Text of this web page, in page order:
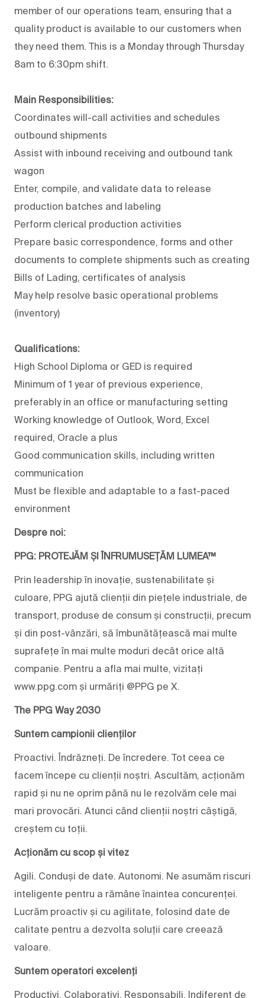
member of our operations team, ensuring that a
quality product is available to our customers when
they need them. This is a Monday through Thursday
8am to 6:30pm shift.
Main Responsibilities:
Coordinates will-call activities and schedules
outbound shipments
Assist with inbound receiving and outbound tank
wagon
Enter, compile, and validate data to release
production batches and labeling
Perform clerical production activities
Prepare basic correspondence, forms and other
documents to complete shipments such as creating
Bills of Lading, certificates of analysis
May help resolve basic operational problems
(inventory)
Qualifications:
High School Diploma or GED is required
Minimum of 1 year of previous experience,
preferably in an office or manufacturing setting
Working knowledge of Outlook, Word, Excel
required, Oracle a plus
Good communication skills, including written
communication
Must be flexible and adaptable to a fast-paced
environment
Despre noi:
PPG: PROTEJĂM ȘI ÎNFRUMUSEȚĂM LUMEA™
Prin leadership în inovație, sustenabilitate și
culoare, PPG ajută clienții din piețele industriale, de
transport, produse de consum și construcții, precum
și din post-vânzări, să îmbunătățească mai multe
suprafețe în mai multe moduri decât orice altă
companie. Pentru a afla mai multe, vizitați
www.ppg.com și urmăriți @PPG pe X.
The PPG Way 2030
Suntem campionii clienților
Proactivi. Îndrăzneți. De încredere. Tot ceea ce
facem începe cu clienții noștri. Ascultăm, acționăm
rapid și nu ne oprim până nu le rezolvăm cele mai
mari provocări. Atunci când clienții noștri câștigă,
creștem cu toții.
Acționăm cu scop și vitez
Agili. Conduși de date. Autonomi. Ne asumăm riscuri
inteligente pentru a rămâne înaintea concurenței.
Lucrăm proactiv și cu agilitate, folosind date de
calitate pentru a dezvolta soluții care creează
valoare.
Suntem operatori excelenți
Productivi. Colaborativi. Responsabili. Indiferent de